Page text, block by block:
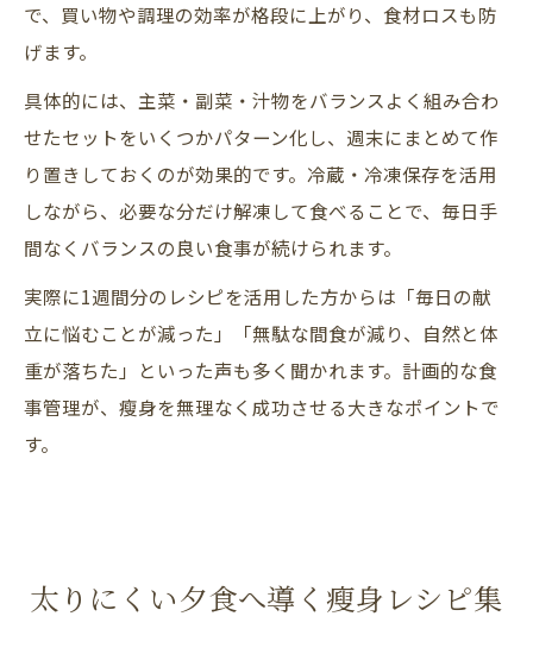
で、買い物や調理の効率が格段に上がり、食材ロスも防
げます。
具体的には、主菜・副菜・汁物をバランスよく組み合わ
せたセットをいくつかパターン化し、週末にまとめて作
り置きしておくのが効果的です。冷蔵・冷凍保存を活用
しながら、必要な分だけ解凍して食べることで、毎日手
間なくバランスの良い食事が続けられます。
実際に1週間分のレシピを活用した方からは「毎日の献
立に悩むことが減った」「無駄な間食が減り、自然と体
重が落ちた」といった声も多く聞かれます。計画的な食
事管理が、瘦身を無理なく成功させる大きなポイントで
す。
太りにくい夕食へ導く瘦身レシピ集